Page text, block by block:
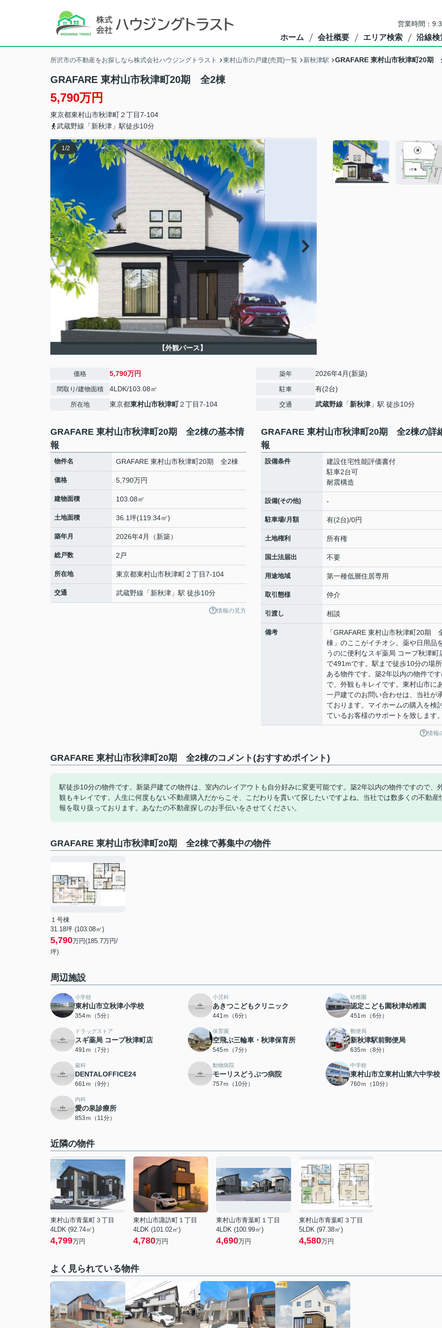
営業時間：
ホーム 会社概要 エリア検索 沿線検
所沢市の不動産をお探しなら株式会社ハウジングトラスト 東村山市の戸建(売買)一覧 新秋津駅 GRAFARE 東村山市秋津町20期
GRAFARE 東村山市秋津町20期 全2棟
5,790万円
東京都東村山市秋津町２丁目7-104
武蔵野線「新秋津」駅徒歩10分
1/2
【外観パース】
価格 5,790万円
間取り/建物面積 4LDK/103.08㎡
所在地 東京都東村山市秋津町２丁目7-104
築年 2026年4月(新築)
駐車 有(2台)
交通 武蔵野線 「新秋津 」駅 徒歩10分
GRAFARE 東村山市秋津町20期 全2棟の基本情
報
物件名 GRAFARE 東村山市秋津町20期 全2棟
価格 5,790万円
建物面積 103.08㎡
土地面積 36.1坪(119.34㎡)
築年月 2026年4月（新築）
総戸数 2戸
所在地 東京都東村山市秋津町２丁目7-104
交通 武蔵野線 「新秋津 」駅 徒歩10分
情報の見方
GRAFARE 東村山市秋津町20期 全2棟の詳
報
設備条件
建設住宅性能評価書付
駐車2台可
耐震構造
設備(その他) -
駐車場/月額 有(2台)/0円
土地権利 所有権
国土法届出 不要
用途地域 第一種低層住居専用
取引態様 仲介
引渡し 相談
備考
「GRAFARE 東村山市秋津町20期
棟」のここがイチオシ。薬や日用品
うのに便利なスギ薬局 コープ秋津町
で491mです。駅まで徒歩10分の場
ある物件です。築2年以内の物件で
で、外観もキレイです。東村山市に
一戸建てのお問い合わせは、当社が
ております。マイホームの購入を検
ているお客様のサポートを致します。
情報
GRAFARE 東村山市秋津町20期 全2棟のコメント(おすすめポイント)
駅徒歩10分の物件です。新築戸建ての物件は、室内のレイアウトも自分好みに変更可能です。築2年以内の物件ですので、
観もキレイです。人生に何度もない不動産購入だからこそ、こだわりを貫いて探したいですよね。当社では数多くの不動産
報を取り扱っております。あなたの不動産探しのお手伝いをさせてください。
GRAFARE 東村山市秋津町20期 全2棟で募集中の物件
１号棟
31.18坪 (103.08㎡)
5,790万円(185.7万円/
坪)
周辺施設
小学校
東村山市立秋津小学校
354ｍ（5分）
小児科
あきつこどもクリニック
441ｍ（6分）
幼稚園
認定こども園秋津幼稚園
451ｍ（6分）
ドラッグストア
スギ薬局 コープ秋津町店
491ｍ（7分）
保育園
空飛ぶ三輪車・秋津保育所
545ｍ（7分）
郵便局
新秋津駅前郵便局
635ｍ（8分）
歯科
DENTALOFFICE24
661ｍ（9分）
動物病院
モーリスどうぶつ病院
757ｍ（10分）
中学校
東村山市立東村山第六中学校
760ｍ（10分）
内科
愛の泉診療所
853ｍ（11分）
近隣の物件
東村山市青葉町３丁目
4LDK (92.74㎡)
4,799万円
東村山市諏訪町１丁目
4LDK (101.02㎡)
4,780万円
東村山市青葉町１丁目
4LDK (100.99㎡)
4,690万円
東村山市青葉町３丁目
5LDK (97.38㎡)
4,580万円
よく見られている物件